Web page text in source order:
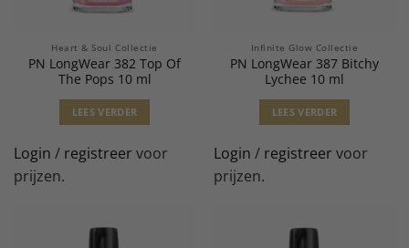
Heart & Soul Collectie
PN LongWear 382 Top Of
The Pops 10 ml
LEES VERDER
Login / registreer voor
prijzen.
Infinite Glow Collectie
PN LongWear 387 Bitchy
Lychee 10 ml
LEES VERDER
Login / registreer voor
prijzen.